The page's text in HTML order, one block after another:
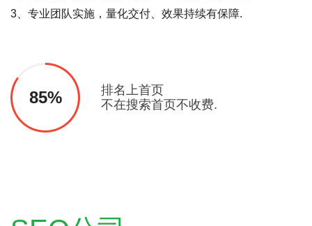
3、专业团队实施，量化交付、效果持续有保障.
85%
排名上首页
不在搜索首页不收费.